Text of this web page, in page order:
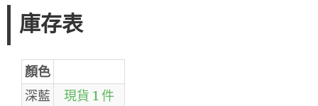
庫存表
顏色
深藍
現貨 1 件